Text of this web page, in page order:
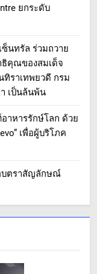
ยกระดับ
นทรัล ร่วมถวาย
คุณของสมเด็จ
ทิราเทพยวดี กรม
เป็นล้นพ้น
หารรักษ์โลก ด้วย
เพื่อผู้บริโภค
บตราสัญลักษณ์